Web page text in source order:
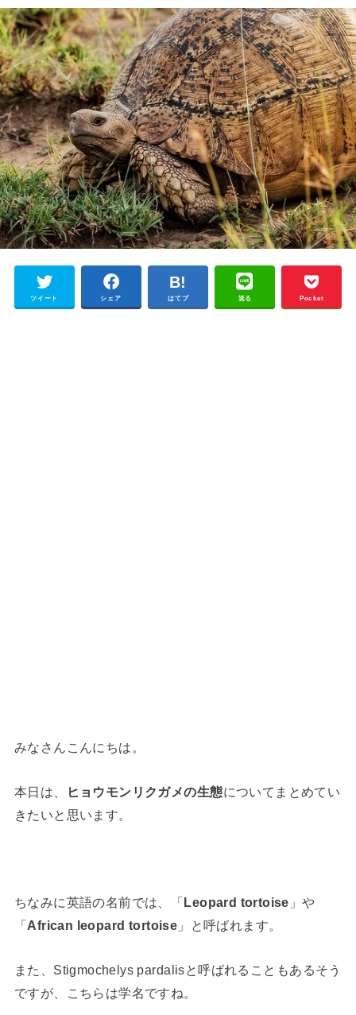
ツイート シェア はてブ 送る Pocket
みなさんこんにちは。
本日は、 ヒョウモンリクガメの生態についてまとめてい
きたいと思います。
ちなみに英語の名前では、「 Leopard tortoise 」や
「 African leopard tortoise 」と呼ばれます。
また、Stigmochelys pardalisと呼ばれることもあるそう
ですが、こちらは学名ですね。